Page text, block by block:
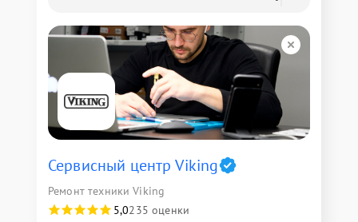
Сервисный центр Viking
Ремонт техники Viking
5,0235 оценки